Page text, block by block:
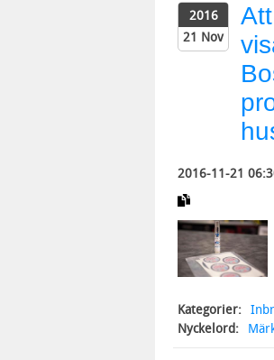
2016
21 Nov
2016-11-21
Kategorier:
Nyckelord: